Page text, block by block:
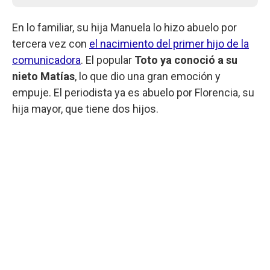
En lo familiar, su hija Manuela lo hizo abuelo por
tercera vez con el nacimiento del primer hijo de la
comunicadora. El popular Toto ya conoció a su
nieto Matías, lo que dio una gran emoción y
empuje. El periodista ya es abuelo por Florencia, su
hija mayor, que tiene dos hijos.